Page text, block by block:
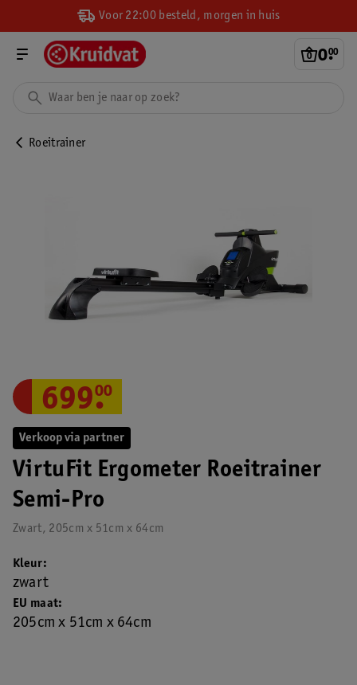
Voor 22:00 besteld, morgen in huis
0.
00
Roeitrainer
Verkoop via partner
VirtuFit Ergometer Roeitrainer
Semi-Pro
Zwart, 205cm x 51cm x 64cm
699.
00
EU maat
205cm x 51cm x 64cm
Kleur
zwart